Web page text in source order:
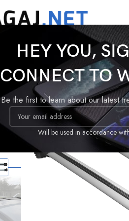
HEY YOU,
CONNECT TO
Be the first to learn about our latest
Will be used in accordance
Tavan Barı ACE-1 Ford Tourneo
-17%